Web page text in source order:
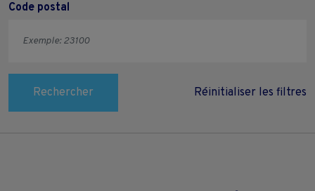
Code postal
Rechercher Réinitialiser les filtres